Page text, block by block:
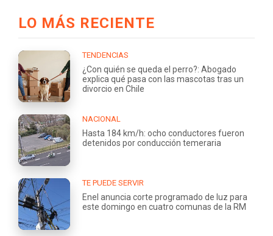
LO MÁS RECIENTE
TENDENCIAS
¿Con quién se queda el perro?: Abogado
explica qué pasa con las mascotas tras un
divorcio en Chile
NACIONAL
Hasta 184 km/h: ocho conductores fueron
detenidos por conducción temeraria
TE PUEDE SERVIR
Enel anuncia corte programado de luz para
este domingo en cuatro comunas de la RM